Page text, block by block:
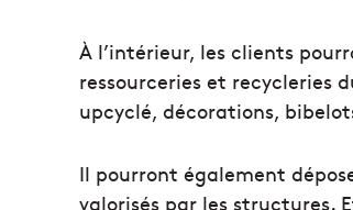
À l’intérieur, les clients
ressourceries et recycleries
upcyclé, décorations,
Il pourront également
valorisés par les structures.